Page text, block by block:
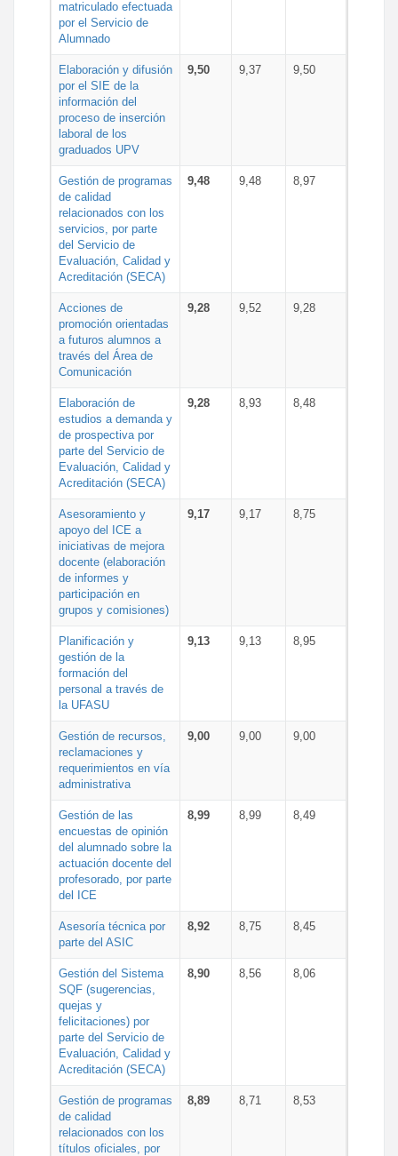
matriculado efectuada
por el Servicio de
Alumnado
Elaboración y difusión
por el SIE de la
información del
proceso de inserción
laboral de los
graduados UPV
9,50 9,37 9,50
Gestión de programas
de calidad
relacionados con los
servicios, por parte
del Servicio de
Evaluación, Calidad y
Acreditación (SECA)
9,48 9,48 8,97
Acciones de
promoción orientadas
a futuros alumnos a
través del Área de
Comunicación
9,28 9,52 9,28
Elaboración de
estudios a demanda y
de prospectiva por
parte del Servicio de
Evaluación, Calidad y
Acreditación (SECA)
9,28 8,93 8,48
Asesoramiento y
apoyo del ICE a
iniciativas de mejora
docente (elaboración
de informes y
participación en
grupos y comisiones)
9,17 9,17 8,75
Planificación y
gestión de la
formación del
personal a través de
la UFASU
9,13 9,13 8,95
Gestión de recursos,
reclamaciones y
requerimientos en vía
administrativa
9,00 9,00 9,00
Gestión de las
encuestas de opinión
del alumnado sobre la
actuación docente del
profesorado, por parte
del ICE
8,99 8,99 8,49
Asesoría técnica por
parte del ASIC
8,92 8,75 8,45
Gestión del Sistema
SQF (sugerencias,
quejas y
felicitaciones) por
parte del Servicio de
Evaluación, Calidad y
Acreditación (SECA)
8,90 8,56 8,06
Gestión de programas
de calidad
relacionados con los
títulos oficiales, por
8,89 8,71 8,53